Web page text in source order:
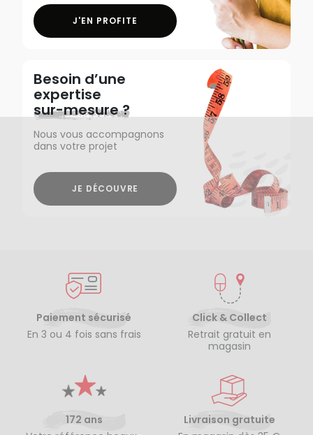
J'EN PROFITE
Besoin d’une
expertise
sur-mesure ?
Nous vous accompagnons
dans votre projet
JE DÉCOUVRE
Paiement sécurisé
En 3 ou 4 fois sans frais
Click & Collect
Retrait gratuit en
magasin
172 ans
Livraison gratuite